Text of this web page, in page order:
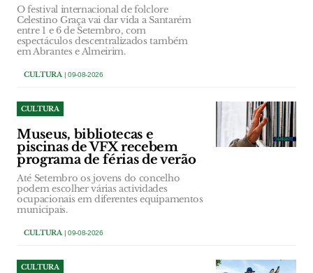
O festival internacional de folclore
Celestino Graça vai dar vida a Santarém
entre 1 e 6 de Setembro, com
espectáculos descentralizados também
em Abrantes e Almeirim.
CULTURA| 09-08-2026
CULTURA
Museus, bibliotecas e
piscinas de VFX recebem
programa de férias de verão
Até Setembro os jovens do concelho
podem escolher várias actividades
ocupacionais em diferentes equipamentos
municipais.
CULTURA| 09-08-2026
CULTURA